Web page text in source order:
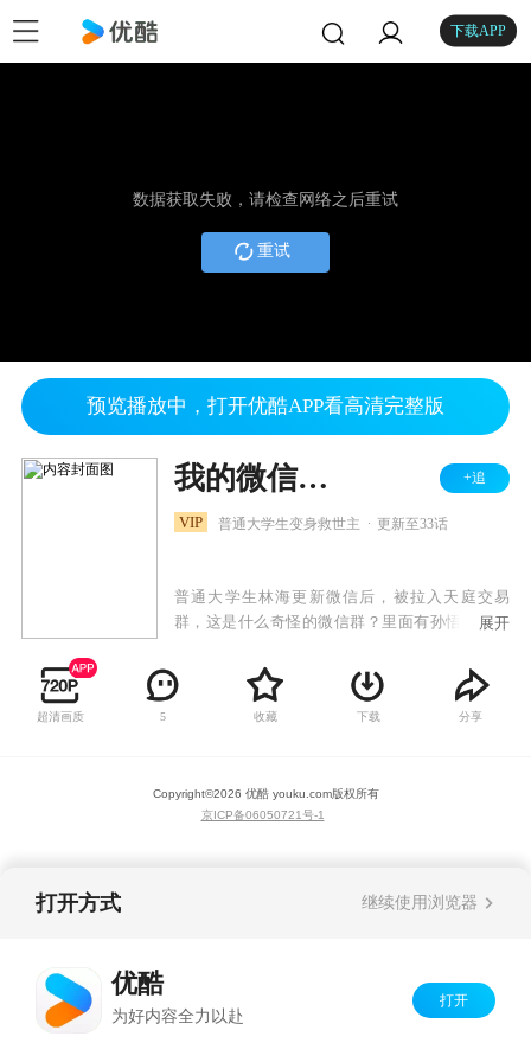
下载APP
数据获取失败，请检查网络之后重试
重试
预览播放中，打开优酷APP看高清完整版
我的微信连三界 第四季 +追
VIP 普通大学生变身救世主 更新至33话
普通大学生林海更新微信后，被拉入天庭交易
群，这是什么奇怪的微信群？里面有孙悟空猪八
是林海想不到的是，他们居然可以交易各种神丹
妙药，让原本平凡低调的林海，摇身一变成为了
实力高强的救世主！从此他的人生变得多姿多
展开
超清画质 5 收藏 下载 分享
Copyright©2026 优酷 youku.com版权所有
京ICP备06050721号-1
打开方式 继续使用浏览器
优酷
为好内容全力以赴
打开